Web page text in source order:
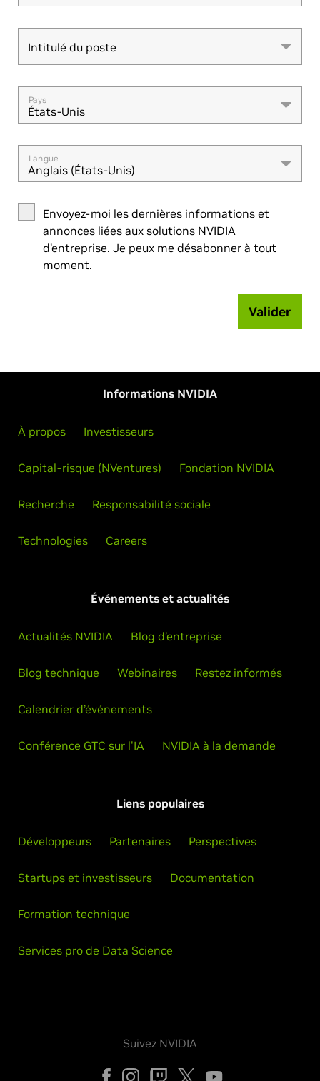
Intitulé du poste
Intitulé du poste
Pays
États-Unis
Langue
Anglais (États-Unis)
Envoyez-moi les dernières informations et
annonces liées aux solutions NVIDIA
d’entreprise. Je peux me désabonner à tout
moment.
Valider
Informations NVIDIA
À propos Investisseurs
Capital-risque (NVentures) Fondation NVIDIA
Recherche Responsabilité sociale
Technologies Careers
Événements et actualités
Actualités NVIDIA Blog d’entreprise
Blog technique Webinaires Restez informés
Calendrier d’événements
Conférence GTC sur l'IA NVIDIA à la demande
Liens populaires
Développeurs Partenaires Perspectives
Startups et investisseurs Documentation
Formation technique
Services pro de Data Science
Suivez NVIDIA